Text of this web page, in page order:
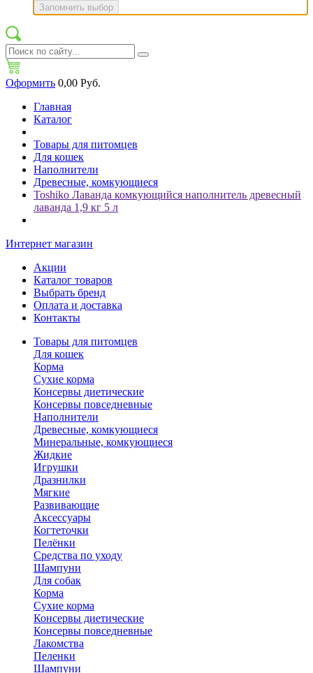
Запомнить выбор
Оформить 0,00 Руб.
Главная
Каталог
Товары для питомцев
Для кошек
Наполнители
Древесные, комкующиеся
Toshiko Лаванда комкующийся наполнитель древесный
лаванда 1,9 кг 5 л
Интернет магазин
Акции
Каталог товаров
Выбрать бренд
Оплата и доставка
Контакты
Товары для питомцев
Для кошек
Корма
Сухие корма
Консервы диетические
Консервы повседневные
Наполнители
Древесные, комкующиеся
Минеральные, комкующиеся
Жидкие
Игрушки
Дразнилки
Мягкие
Развивающие
Аксессуары
Когтеточки
Пелёнки
Средства по уходу
Шампуни
Для собак
Корма
Сухие корма
Консервы диетические
Консервы повседневные
Лакомства
Пеленки
Шампуни